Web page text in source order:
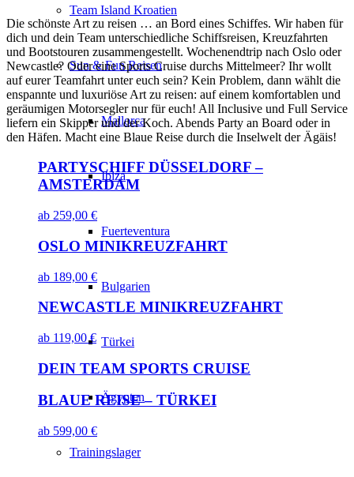
Team Island Kroatien
Sun & Fun Reisen
Mallorca
Ibiza
Fuerteventura
Bulgarien
Türkei
Ägypten
Trainingslager
Die schönste Art zu reisen … an Bord eines Schiffes. Wir haben für
dich und dein Team unterschiedliche Schiffsreisen, Kreuzfahrten
und Bootstouren zusammengestellt. Wochenendtrip nach Oslo oder
Newcastle? Oder eine Sports Cruise durchs Mittelmeer? Ihr wollt
auf eurer Teamfahrt unter euch sein? Kein Problem, dann wählt die
enspannte und luxuriöse Art zu reisen: auf einem komfortablen und
geräumigen Motorsegler nur für euch! All Inclusive und Full Service
liefern ein Skipper und der Koch. Abends Party an Board oder in
den Häfen. Macht eine Blaue Reise durch die Inselwelt der Ägäis!
PARTYSCHIFF DÜSSELDORF –
AMSTERDAM
ab 259,00 €
OSLO MINIKREUZFAHRT
ab 189,00 €
NEWCASTLE MINIKREUZFAHRT
ab 119,00€
DEIN TEAM SPORTS CRUISE
BLAUE REISE – TÜRKEI
ab 599,00 €